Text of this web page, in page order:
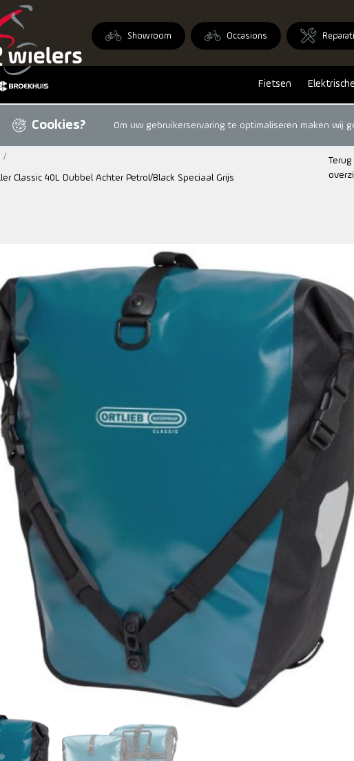
Showroom Occasions
Fietsen
Cookies? Om uw gebruikerservaring te optimaliseren maken wij
/
Classic 40L Dubbel Achter Petrol/Black Speciaal Grijs